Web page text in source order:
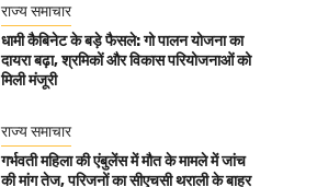
राज्य समाचार
धामी कैबिनेट के बड़े फैसले: गो पालन योजना का
दायरा बढ़ा, श्रमिकों और विकास परियोजनाओं को
मिली मंजूरी
राज्य समाचार
गर्भवती महिला की एंबुलेंस में मौत के मामले में जांच
की मांग तेज, परिजनों का सीएचसी थराली के बाहर